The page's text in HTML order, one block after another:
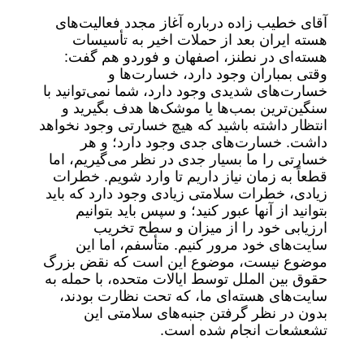
آقای خطیب زاده درباره آغاز مجدد فعالیت‌های
هسته ایران بعد از حملات اخیر به تأسیسات
هسته‌ای در نطنز، اصفهان و فوردو هم گفت:
وقتی بمباران وجود دارد، خسارت‌ها و
خسارت‌های شدیدی وجود دارد، شما نمی‌توانید با
سنگین‌ترین بمب‌ها یا موشک‌ها هدف بگیرید و
انتظار داشته باشید که هیچ خسارتی وجود نخواهد
داشت. خسارت‌های جدی وجود دارد؛ و هر
خسارتی را ما بسیار جدی در نظر می‌گیریم، اما
قطعاً به زمان نیاز داریم تا وارد شویم. خطرات
زیادی، خطرات سلامتی زیادی وجود دارد که باید
بتوانید از آنها عبور کنید؛ و سپس باید بتوانیم
ارزیابی خود را از میزان و سطح تخریب
سایت‌های خود مرور کنیم. متأسفم، اما این
موضوع نیست، موضوع این است که نقض بزرگ
حقوق بین الملل توسط ایالات متحده، با حمله به
سایت‌های هسته‌ای ما، که تحت نظارت بودند،
بدون در نظر گرفتن جنبه‌های سلامتی این
تشعشعات انجام شده است.